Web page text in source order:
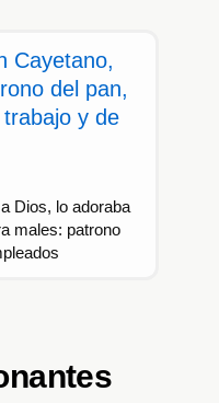
Cayetano,
del pan,
trabajo y de
Dios, lo adoraba
males: patrono